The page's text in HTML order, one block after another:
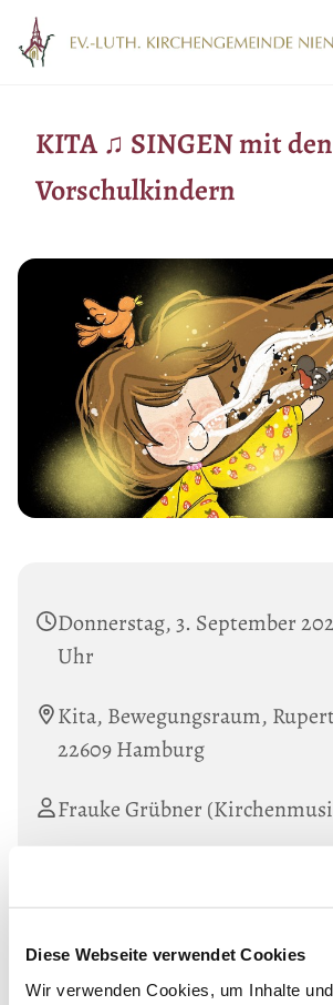
Diese Webseite verwendet Cookies
Wir verwenden Cookies, um Inhalte
KITA ♫ SINGEN mit den
Vorschulkindern
Donnerstag, 3. September
Uhr
Kita, Bewegungsraum,
22609 Hamburg
Frauke Grübner
Kita:
Singen - Stimmbildung - Rhythmusspiele